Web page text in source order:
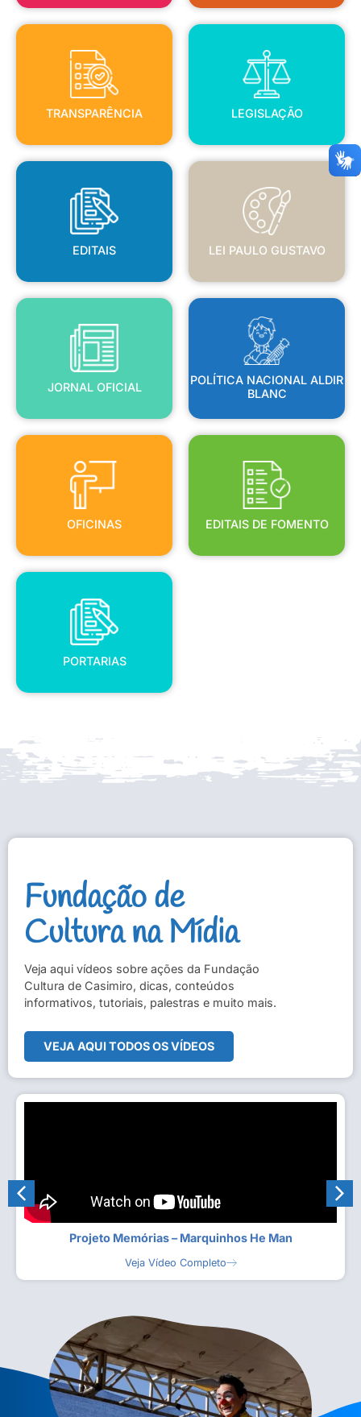
TRANSPARÊNCIA
TRANSPARÊNCIA
LEGISLAÇÃO
LEGISLAÇÃO
EDITAIS
EDITAIS
LEI PAULO GUSTAVO
LEI PAULO GUSTAVO
JORNAL OFICIAL
JORNAL OFICIAL
POLÍTICA NACIONAL ALDIR
BLANC
POLÍTICA NACIONAL ALDIR
BLANC
OFICINAS
OFICINAS
EDITAIS DE FOMENTO
EDITAIS DE FOMENTO
PORTARIAS
PORTARIAS
Fundação de
Cultura na Mídia
Veja aqui vídeos sobre ações da Fundação
Cultura de Casimiro, dicas, conteúdos
informativos, tutoriais, palestras e muito mais.
VEJA AQUI TODOS OS VÍDEOS
Projeto Memórias – Marquinhos He Man
Veja Vídeo Completo